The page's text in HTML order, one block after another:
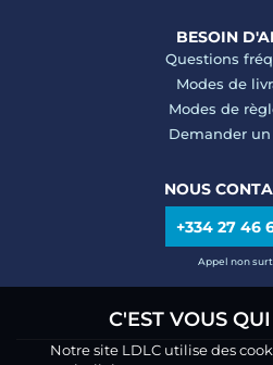
BESOIN
Questions
Modes de
Modes de
Demander
NOUS
+334 27 46
Appel non
C'EST VOUS
Notre site LDLC utilise des